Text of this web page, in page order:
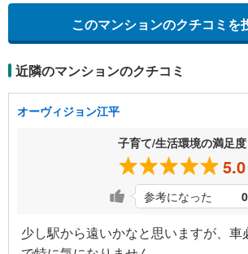
このマンションのクチコミを
近隣のマンションのクチコミ
オーヴィジョン江平
子育て/生活環境の満足度
5.0
参考になった 0
少し駅から遠いかなと思いますが、車